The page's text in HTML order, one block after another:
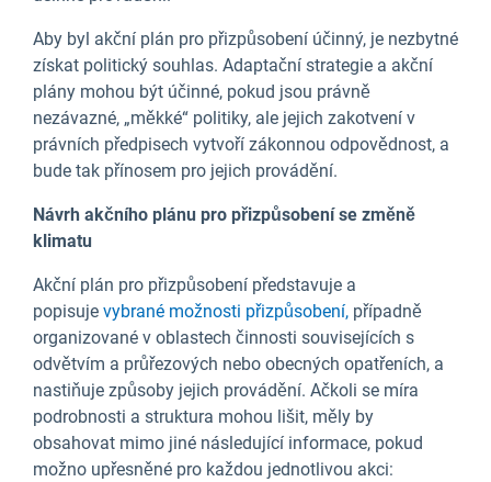
Aby byl akční plán pro přizpůsobení účinný, je nezbytné
získat politický souhlas. Adaptační strategie a akční
plány mohou být účinné, pokud jsou právně
nezávazné, „měkké“ politiky, ale jejich zakotvení v
právních předpisech vytvoří zákonnou odpovědnost, a
bude tak přínosem pro jejich provádění.
Návrh akčního plánu pro přizpůsobení se změně
klimatu
Akční plán pro přizpůsobení představuje a
popisuje vybrané možnosti přizpůsobení, případně
organizované v oblastech činnosti souvisejících s
odvětvím a průřezových nebo obecných opatřeních, a
nastiňuje způsoby jejich provádění. Ačkoli se míra
podrobnosti a struktura mohou lišit, měly by
obsahovat mimo jiné následující informace, pokud
možno upřesněné pro každou jednotlivou akci: